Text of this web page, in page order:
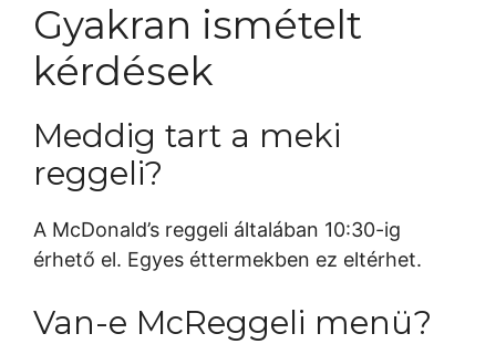
Gyakran ismételt
kérdések
Meddig tart a meki
reggeli?
A McDonald’s reggeli általában 10:30-ig
érhető el. Egyes éttermekben ez eltérhet.
Van-e McReggeli menü?